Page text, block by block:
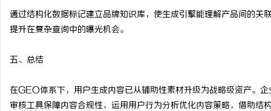
通过结构化数据标记建立品牌知识库，使生成引擎能理解产品间的
提升在复杂查询中的曝光机会。
五、总结
在GEO体系下，用户生成内容已从辅助性素材升级为战略级资产。
审核工具保障内容合规性，运用用户行为分析优化内容策略，借助